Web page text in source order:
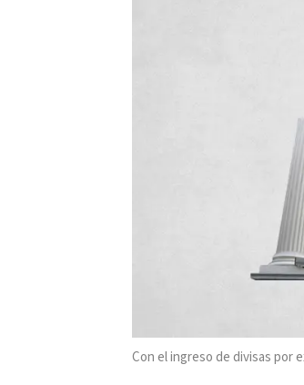
Con el ingreso de divisas por